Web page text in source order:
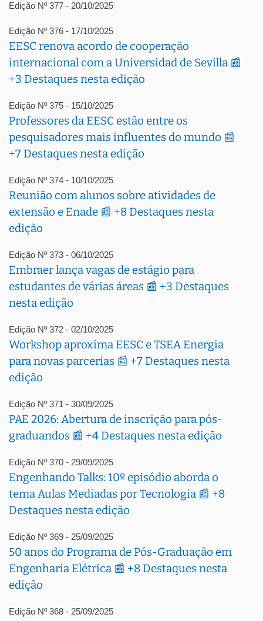
Edição Nº 377 - 20/10/2025
Edição Nº 376 - 17/10/2025
EESC renova acordo de cooperação
internacional com a Universidad de Sevilla 📰
+3 Destaques nesta edição
Edição Nº 375 - 15/10/2025
Professores da EESC estão entre os
pesquisadores mais influentes do mundo 📰
+7 Destaques nesta edição
Edição Nº 374 - 10/10/2025
Reunião com alunos sobre atividades de
extensão e Enade 📰 +8 Destaques nesta
edição
Edição Nº 373 - 06/10/2025
Embraer lança vagas de estágio para
estudantes de várias áreas 📰 +3 Destaques
nesta edição
Edição Nº 372 - 02/10/2025
Workshop aproxima EESC e TSEA Energia
para novas parcerias 📰 +7 Destaques nesta
edição
Edição Nº 371 - 30/09/2025
PAE 2026: Abertura de inscrição para pós-
graduandos 📰 +4 Destaques nesta edição
Edição Nº 370 - 29/09/2025
Engenhando Talks: 10º episódio aborda o
tema Aulas Mediadas por Tecnologia 📰 +8
Destaques nesta edição
Edição Nº 369 - 25/09/2025
50 anos do Programa de Pós-Graduação em
Engenharia Elétrica 📰 +8 Destaques nesta
edição
Edição Nº 368 - 25/09/2025